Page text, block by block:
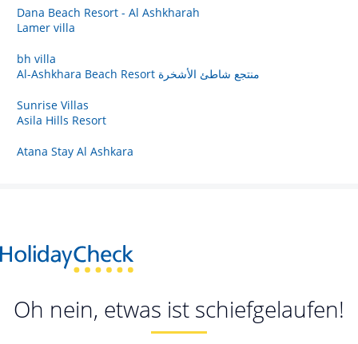
Dana Beach Resort - Al Ashkharah
Lamer villa
bh villa
Al-Ashkhara Beach Resort منتجع شاطئ الأشخرة
Sunrise Villas
Asila Hills Resort
Atana Stay Al Ashkara
Oh nein, etwas ist schiefgelaufen!